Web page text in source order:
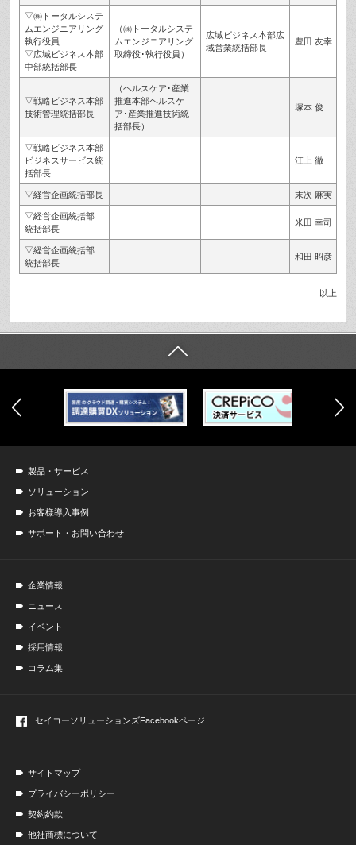
▽㈱トータルシステ
ムエンジニアリング
執行役員
▽広域ビジネス本部
中部統括部長
（㈱トータルシステ
ムエンジニアリング
取締役･執行役員）
広域ビジネス本部広
域営業統括部長
豊田 友幸
▽戦略ビジネス本部
技術管理統括部長
（ヘルスケア･産業
推進本部ヘルスケ
ア･産業推進技術統
括部長）
塚本 俊
▽戦略ビジネス本部
ビジネスサービス統
括部長
江上 徹
▽経営企画統括部長 末次 麻実
▽経営企画統括部
統括部長
米田 幸司
▽経営企画統括部
統括部長
和田 昭彦
以上
製品・サービス
ソリューション
お客様導入事例
サポート・お問い合わせ
企業情報
ニュース
イベント
採用情報
コラム集
セイコーソリューションズFacebookページ
サイトマップ
プライバシーポリシー
契約約款
他社商標について